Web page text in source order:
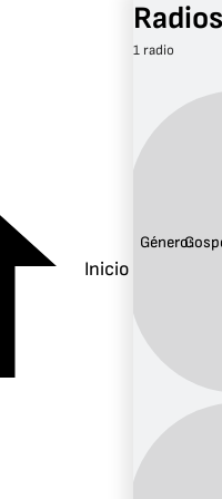
Inicio
1 radio
Género: